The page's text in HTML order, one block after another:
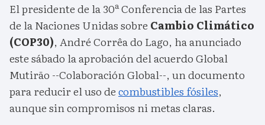
El presidente de la 30ª Conferencia de las Partes
de la Naciones Unidas sobre Cambio Climático
(COP30), André Corrêa do Lago, ha anunciado
este sábado la aprobación del acuerdo Global
Mutirão --Colaboración Global--, un documento
para reducir el uso decombustibles fósiles,
aunque sin compromisos ni metas claras.